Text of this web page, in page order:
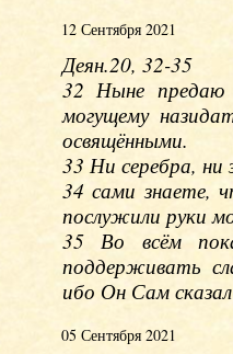
12 Сентября 2021
Деян.20, 32-35
32 Ныне предаю
могущему
освящёнными.
33 Ни серебра,
34 сами знаете,
послужили руки
35 Во всём
поддерживать
ибо Он Сам
05 Сентября 2021